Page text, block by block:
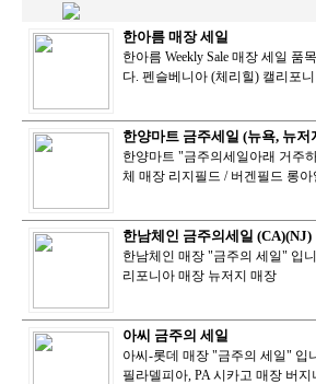
한아름 매장 세일
한아름 Weekly Sale 매장 세일
다. 펜슬베니아 (체리힐) 캘리포
한양마트 금주세일 (뉴욕, 뉴저
한양마트 "금주의세일아래 거주
체 매장 리지필드 / 버겐필드 롱
한남체인 금주의세일 (CA)(NJ)
한남체인 매장 "금주의 세일" 입
리포니아 매장 뉴저지 매장
아씨 금주의 세일
아씨-롯데 매장 "금주의 세일" 입
필라델피아, PA 시카고 매장 버